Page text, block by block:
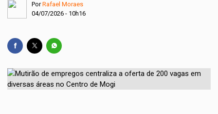
PorRafael Moraes
04/07/2026 - 10h16